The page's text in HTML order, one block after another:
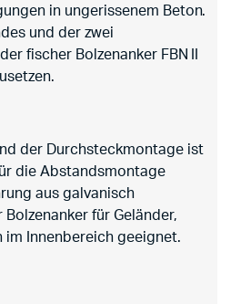
in ungerissenem Beton.
und der zwei
fischer Bolzenanker FBN II
der Durchsteckmontage ist
die Abstandsmontage
aus galvanisch
für Geländer,
im Innenbereich geeignet.